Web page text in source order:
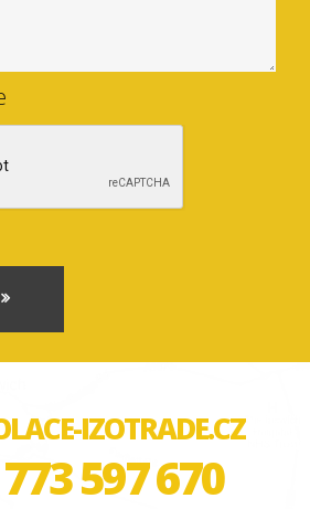
IZOTRADE.CZ
597 670